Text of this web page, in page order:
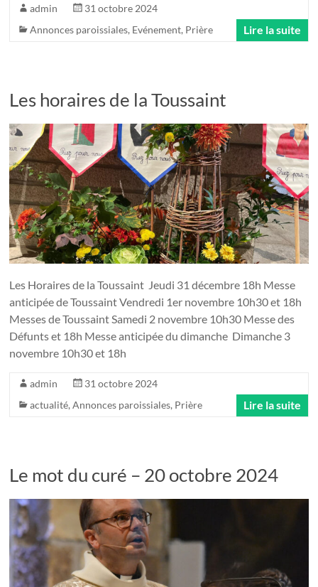
admin
31 octobre 2024
Annonces paroissiales, Evénement, Prière Lire la suite
Les horaires de la Toussaint
Les Horaires de la Toussaint ­ Jeudi 31 décembre 18h Messe
anticipée de Toussaint Vendredi 1er novembre 10h30 et 18h
Messes de Toussaint Samedi 2 novembre 10h30 Messe des
Défunts et 18h Messe anticipée du dimanche Dimanche 3
novembre 10h30 et 18h
admin
31 octobre 2024
actualité,Annonces paroissiales, Prière Lire la suite
Le mot du curé – 20 octobre 2024